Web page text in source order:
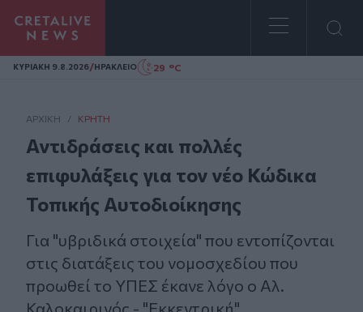
Homepage
ΚΥΡΙΑΚΗ 9.8.2026/ΗΡΑΚΛΕΙΟ 29 °C
ΑΡΧΙΚΗ / ΚΡΉΤΗ
Αντιδράσεις και πολλές
επιφυλάξεις για τον νέο Κώδικα
Τοπικής Αυτοδιοίκησης
Για "υβριδικά στοιχεία" που εντοπίζονται
στις διατάξεις του νομοσχεδίου που
προωθεί το ΥΠΕΣ έκανε λόγο ο Αλ.
Καλοκαιρινός - "Εκκεντρική"